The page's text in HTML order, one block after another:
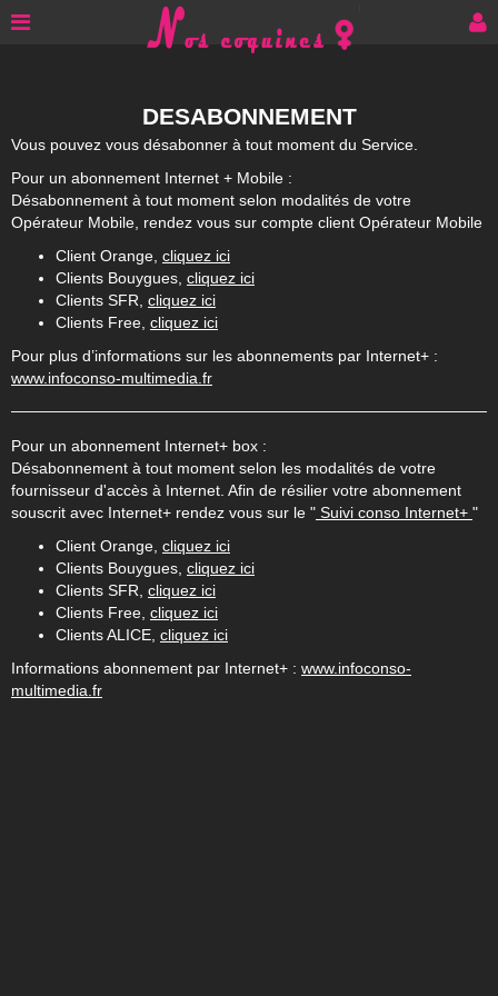
DESABONNEMENT
Vous pouvez vous désabonner à tout moment du Service.
Pour un abonnement Internet + Mobile :
Désabonnement à tout moment selon modalités de votre
Opérateur Mobile, rendez vous sur compte client Opérateur Mobile
Client Orange, cliquez ici
Clients Bouygues, cliquez ici
Clients SFR, cliquez ici
Clients Free, cliquez ici
Pour plus d’informations sur les abonnements par Internet+ :
www.infoconso-multimedia.fr
Pour un abonnement Internet+ box :
Désabonnement à tout moment selon les modalités de votre
fournisseur d'accès à Internet. Afin de résilier votre abonnement
souscrit avec Internet+ rendez vous sur le " Suivi conso Internet+ "
Client Orange, cliquez ici
Clients Bouygues, cliquez ici
Clients SFR, cliquez ici
Clients Free, cliquez ici
Clients ALICE, cliquez ici
Informations abonnement par Internet+ : www.infoconso-
multimedia.fr